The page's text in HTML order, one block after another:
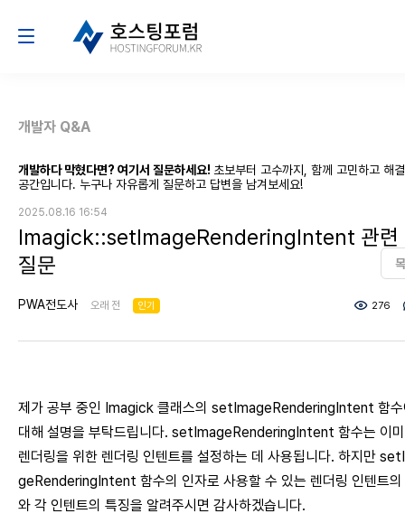
개발자 Q&A
개발하다 막혔다면? 여기서 질문하세요! 초보부터 고수까지, 함께 고민하고 해
공간입니다. 누구나 자유롭게 질문하고 답변을 남겨보세요!
2025.08.16 16:54
Imagick::setImageRenderingIntent 관련
질문
PWA전도사 오래 전 인기 276
제가 공부 중인 Imagick 클래스의 setImageRenderingIntent 함
대해 설명을 부탁드립니다. setImageRenderingIntent 함수는 이
렌더링을 위한 렌더링 인텐트를 설정하는 데 사용됩니다. 하지만
geRenderingIntent 함수의 인자로 사용할 수 있는 렌더링 인텐트의
와 각 인텐트의 특징을 알려주시면 감사하겠습니다.